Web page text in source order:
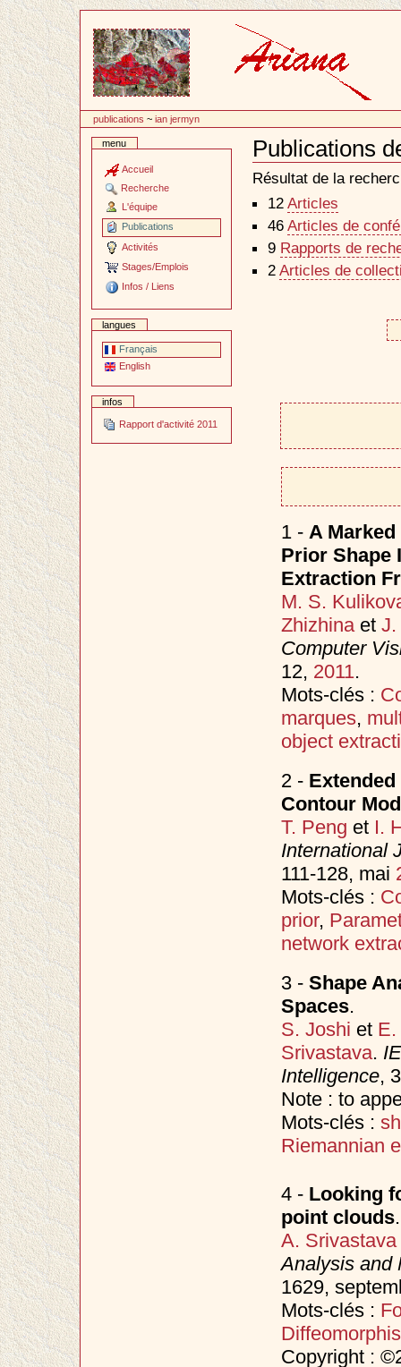
contenu
publications ~ian jermyn
menu
Accueil
Recherche
L'équipe
Publications
Activités
Stages/Emplois
Infos / Liens
langues
Français
English
infos
Rapport d'activité 2011
Publications
Document
Actions
Résultat de la
12 Articles
46 Articles de
9 Rapports de
2 Articles de
1 - A
Prior Shape
Extraction
M. S.
Zhizhinaet J.
Computer
12, 2011.
Mots-clés :
marques,
object
2 -
Contour
T. Peng et I.
International
111-128, mai
Mots-clés :
prior,
network
3 - Shape
Spaces.
S. Joshi et E.
Srivastava.
Intelligence,
Note : to
Mots-clés :
Riemannian
4 - Looking
point clouds.
A. Srivastava
Analysis and
1629,
Mots-clés :
Copyright :